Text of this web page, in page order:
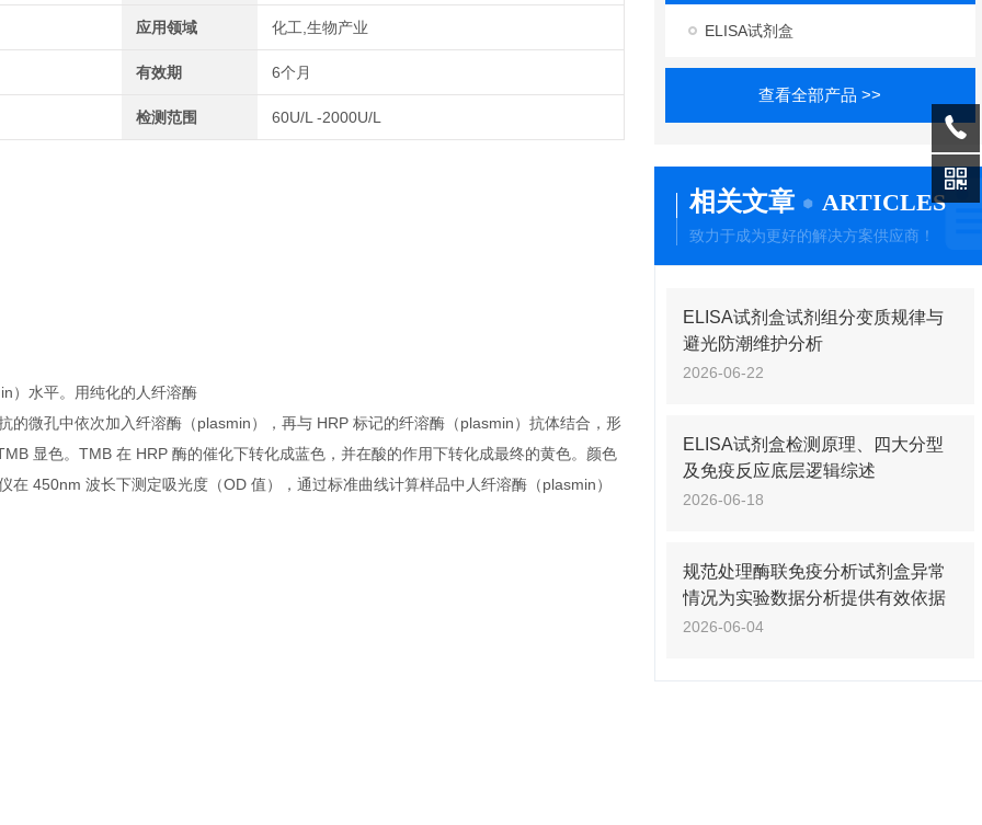
应用领域 化工,生物产业
有效期 6个月
检测范围 60U/L -2000U/L
）水平。用纯化的人纤溶酶
的微孔中依次加入纤溶酶（plasmin），再与 HRP 标记的纤溶酶（plasmin）抗体结合，形
显色。TMB 在 HRP 酶的催化下转化成蓝色，并在酸的作用下转化成最终的黄色。颜色
450nm 波长下测定吸光度（OD 值），通过标准曲线计算样品中人纤溶酶（plasmin）
ELISA试剂盒
查看全部产品 >>
相关文章 ARTICLES
致力于成为更好的解决方案供应商！
ELISA试剂盒试剂组分变质规律与
避光防潮维护分析
2026-06-22
ELISA试剂盒检测原理、四大分型
及免疫反应底层逻辑综述
2026-06-18
规范处理酶联免疫分析试剂盒异常
情况为实验数据分析提供有效依据
2026-06-04